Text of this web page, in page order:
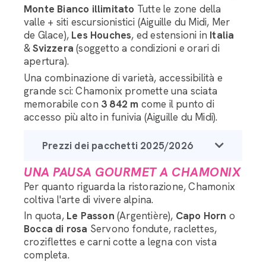
Monte Bianco illimitato Tutte le zone della
valle + siti escursionistici (Aiguille du Midi, Mer
de Glace), Les Houches, ed estensioni in Italia
&Svizzera (soggetto a condizioni e orari di
apertura).
Una combinazione di varietà, accessibilità e
grande sci: Chamonix promette una sciata
memorabile con 3 842 m come il punto di
accesso più alto in funivia (Aiguille du Midi).
Prezzi dei pacchetti 2025/2026
UNA PAUSA GOURMET A CHAMONIX
Per quanto riguarda la ristorazione, Chamonix
coltiva l'arte di vivere alpina.
In quota, Le Passon (Argentière), Capo Horn o
Bocca di rosa Servono fondute, raclettes,
croziflettes e carni cotte a legna con vista
completa.